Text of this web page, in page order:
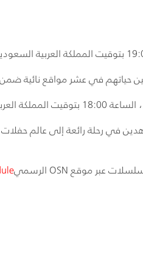
حياتهم في عشر مواقع نائية ضمن
ابتداءً من 31 مايو)
في رحلة رائعة إلى عالم
عبر موقعOSNالرسمي